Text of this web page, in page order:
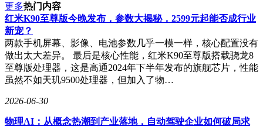
面对质疑，俞敏洪迅速回应。他首先澄清南极行程费用，指出
所乘“夏古号”破冰邮轮12天行程价格在20万至25万元之间，远
低于外界传言的148万元。更关键的是，他公开承诺：“明年冬
天选择10名基层优秀员工及10名会员，由公司支持前往南
极。”如今，这一承诺以具体活动形式落地，被外界视为修复
企业形象、强化用户信任的重要举措。
从全员信争议到活动官宣，俞敏洪用半年时间完成了一场从舆
支持的实质性回馈，也是企业领导者通过行动传递价值观的典
更多热门内容
红米K90至尊版今晚发布，参数大揭秘，2599元起能否成行业
新宠？
两款手机屏幕、影像、电池参数几乎一模一样，核心配置没有
做出太大差异。 最后是核心性能，红米K90至尊版搭载骁龙8
至尊版处理器，这是高通2024年下半年发布的旗舰芯片，性能
虽然不如天玑9500处理器，但加入了物…
2026-06-30
物理AI：从概念热潮到产业落地，自动驾驶企业如何破局求